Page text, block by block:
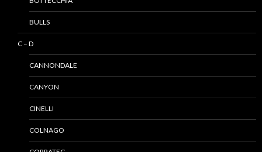
BULLS
C – D
CANNONDALE
CANYON
CINELLI
COLNAGO